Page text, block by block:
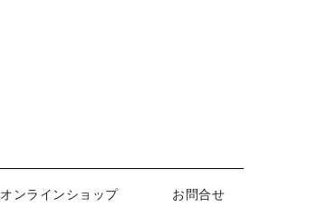
オンラインショップ お問合せ